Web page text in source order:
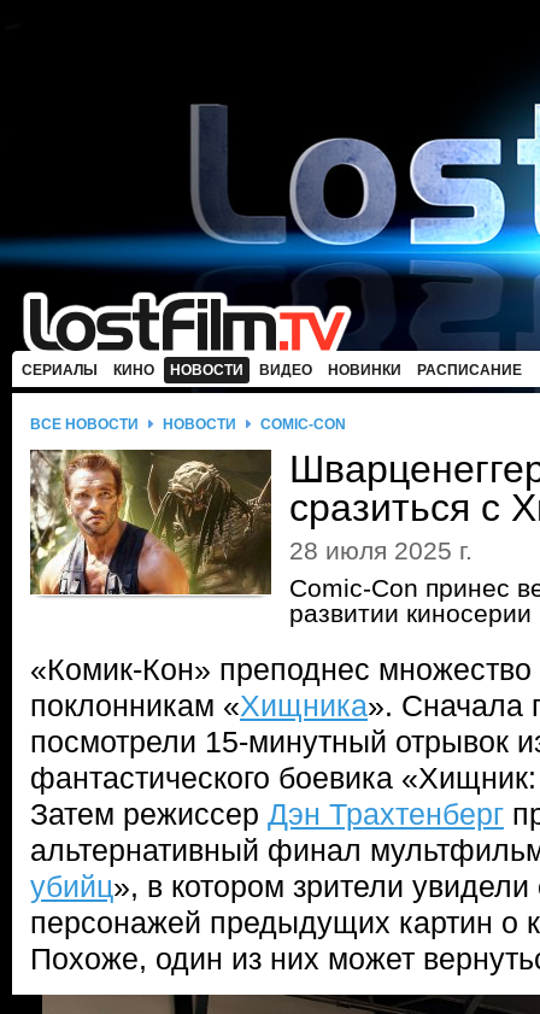
СЕРИАЛЫ КИНО НОВОСТИ ВИДЕО НОВИНКИ РАСПИСАНИЕ
ВСЕ НОВОСТИ НОВОСТИ COMIC-CON
сразиться с
28 июля 2025 г.
Comic-Con принес
развитии киносерии
«Комик-Кон» преподнес
поклонникам «Хищника». Сначала
посмотрели 15-минутный отрывок
фантастического боевика
Затем режиссер Дэн Трахтенберг
альтернативный финал
убийц», в котором зрители увидели
персонажей предыдущих картин о
Похоже, один из них может